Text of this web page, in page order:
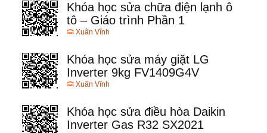
Khóa học sửa chữa điện lạnh ô
tô – Giáo trình Phần 1
Xuân Vĩnh
Khóa học sửa máy giặt LG
Inverter 9kg FV1409G4V
Xuân Vĩnh
Khóa học sửa điều hòa Daikin
Inverter Gas R32 SX2021